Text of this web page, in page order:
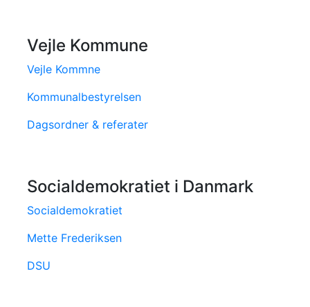
Vejle Kommune
Vejle Kommne
Kommunalbestyrelsen
Dagsordner & referater
Socialdemokratiet i Danmark
Socialdemokratiet
Mette Frederiksen
DSU